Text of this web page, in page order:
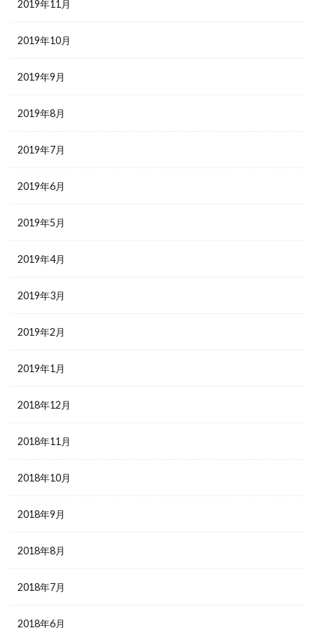
2019年11月
2019年10月
2019年9月
2019年8月
2019年7月
2019年6月
2019年5月
2019年4月
2019年3月
2019年2月
2019年1月
2018年12月
2018年11月
2018年10月
2018年9月
2018年8月
2018年7月
2018年6月